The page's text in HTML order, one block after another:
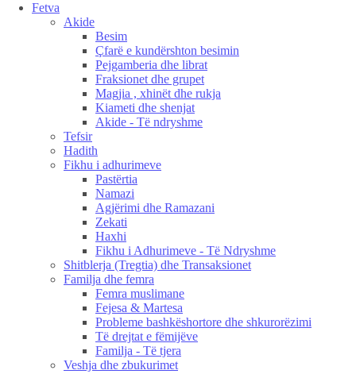
Fetva
Akide
Besim
Çfarë e kundërshton besimin
Pejgamberia dhe librat
Fraksionet dhe grupet
Magjia , xhinët dhe rukja
Kiameti dhe shenjat
Akide - Të ndryshme
Tefsir
Hadith
Fikhu i adhurimeve
Pastërtia
Namazi
Agjërimi dhe Ramazani
Zekati
Haxhi
Fikhu i Adhurimeve - Të Ndryshme
Shitblerja (Tregtia) dhe Transaksionet
Familja dhe femra
Femra muslimane
Fejesa & Martesa
Probleme bashkëshortore dhe shkurorëzimi
Të drejtat e fëmijëve
Familja - Të tjera
Veshja dhe zbukurimet